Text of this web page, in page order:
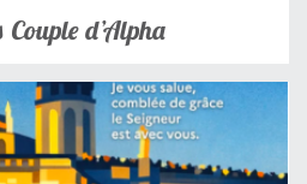
d’Alpha